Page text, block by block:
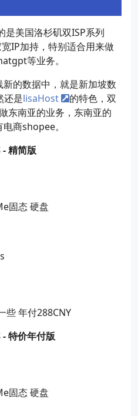
是美国洛杉矶双ISP系列
IP加持，特别适合用来做
等业务。
的数据中，就是新加坡数
还是lisaHost
的特色，双
东南亚的业务，东南亚的
商shopee。
精简版
固态 硬盘
些 年付288CNY
特价年付版
固态 硬盘